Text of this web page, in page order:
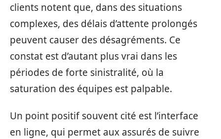
clients notent que, dans des situations
complexes, des délais d’attente prolongés
peuvent causer des désagréments. Ce
constat est d’autant plus vrai dans les
périodes de forte sinistralité, où la
saturation des équipes est palpable.
Un point positif souvent cité est l’interface
en ligne, qui permet aux assurés de suivre